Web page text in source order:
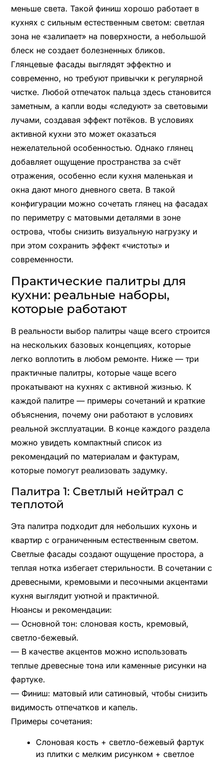
меньше света. Такой финиш хорошо работает в
кухнях с сильным естественным светом: светлая
зона не «залипает» на поверхности, а небольшой
блеск не создает болезненных бликов.
Глянцевые фасады выглядят эффектно и
современно, но требуют привычки к регулярной
чистке. Любой отпечаток пальца здесь становится
заметным, а капли воды «следуют» за световыми
лучами, создавая эффект потёков. В условиях
активной кухни это может оказаться
нежелательной особенностью. Однако глянец
добавляет ощущение пространства за счёт
отражения, особенно если кухня маленькая и
окна дают много дневного света. В такой
конфигурации можно сочетать глянец на фасадах
по периметру с матовыми деталями в зоне
острова, чтобы снизить визуальную нагрузку и
при этом сохранить эффект «чистоты» и
современности.
Практические палитры для
кухни: реальные наборы,
которые работают
В реальности выбор палитры чаще всего строится
на нескольких базовых концепциях, которые
легко воплотить в любом ремонте. Ниже — три
практичные палитры, которые чаще всего
прокатывают на кухнях с активной жизнью. К
каждой палитре — примеры сочетаний и краткие
объяснения, почему они работают в условиях
реальной эксплуатации. В конце каждого раздела
можно увидеть компактный список из
рекомендаций по материалам и фактурам,
которые помогут реализовать задумку.
Палитра 1: Светлый нейтрал с
теплотой
Эта палитра подходит для небольших кухонь и
квартир с ограниченным естественным светом.
Светлые фасады создают ощущение простора, а
теплая нотка избегает стерильности. В сочетании с
древесными, кремовыми и песочными акцентами
кухня выглядит уютной и практичной.
Нюансы и рекомендации:
— Основной тон: слоновая кость, кремовый,
светло-бежевый.
— В качестве акцентов можно использовать
теплые древесные тона или каменные рисунки на
фартуке.
— Финиш: матовый или сатиновый, чтобы снизить
видимость отпечатков и капель.
Примеры сочетания:
Слоновая кость + светло-бежевый фартук
из плитки с мелким рисунком + светлое